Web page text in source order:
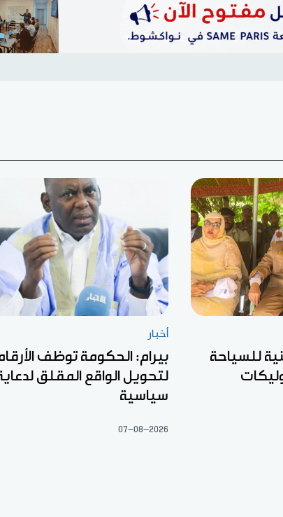
للسياحة
أخبار
بيرام: الحكومة توظف
لتحويل الواقع المقلق
سياسية
07-08-2026